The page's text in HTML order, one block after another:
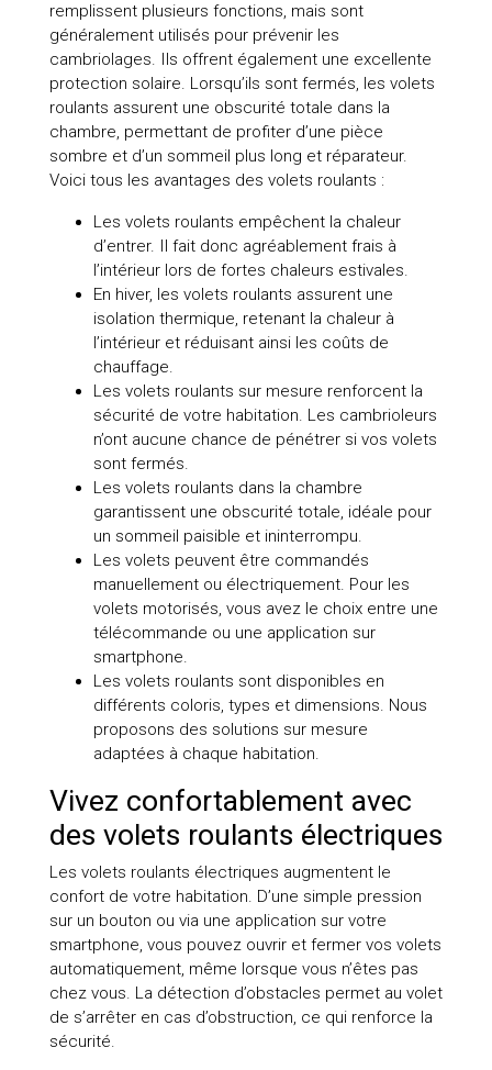
remplissent plusieurs fonctions, mais sont
généralement utilisés pour prévenir les
cambriolages. Ils offrent également une excellente
protection solaire. Lorsqu’ils sont fermés, les volets
roulants assurent une obscurité totale dans la
chambre, permettant de profiter d’une pièce
sombre et d’un sommeil plus long et réparateur.
Voici tous les avantages des volets roulants :
Les volets roulants empêchent la chaleur
d’entrer. Il fait donc agréablement frais à
l’intérieur lors de fortes chaleurs estivales.
En hiver, les volets roulants assurent une
isolation thermique, retenant la chaleur à
l’intérieur et réduisant ainsi les coûts de
chauffage.
Les volets roulants sur mesure renforcent la
sécurité de votre habitation. Les cambrioleurs
n’ont aucune chance de pénétrer si vos volets
sont fermés.
Les volets roulants dans la chambre
garantissent une obscurité totale, idéale pour
un sommeil paisible et ininterrompu.
Les volets peuvent être commandés
manuellement ou électriquement. Pour les
volets motorisés, vous avez le choix entre une
télécommande ou une application sur
smartphone.
Les volets roulants sont disponibles en
différents coloris, types et dimensions. Nous
proposons des solutions sur mesure
adaptées à chaque habitation.
Vivez confortablement avec
des volets roulants électriques
Les volets roulants électriques augmentent le
confort de votre habitation. D’une simple pression
sur un bouton ou via une application sur votre
smartphone, vous pouvez ouvrir et fermer vos volets
automatiquement, même lorsque vous n’êtes pas
chez vous. La détection d’obstacles permet au volet
de s’arrêter en cas d’obstruction, ce qui renforce la
sécurité.